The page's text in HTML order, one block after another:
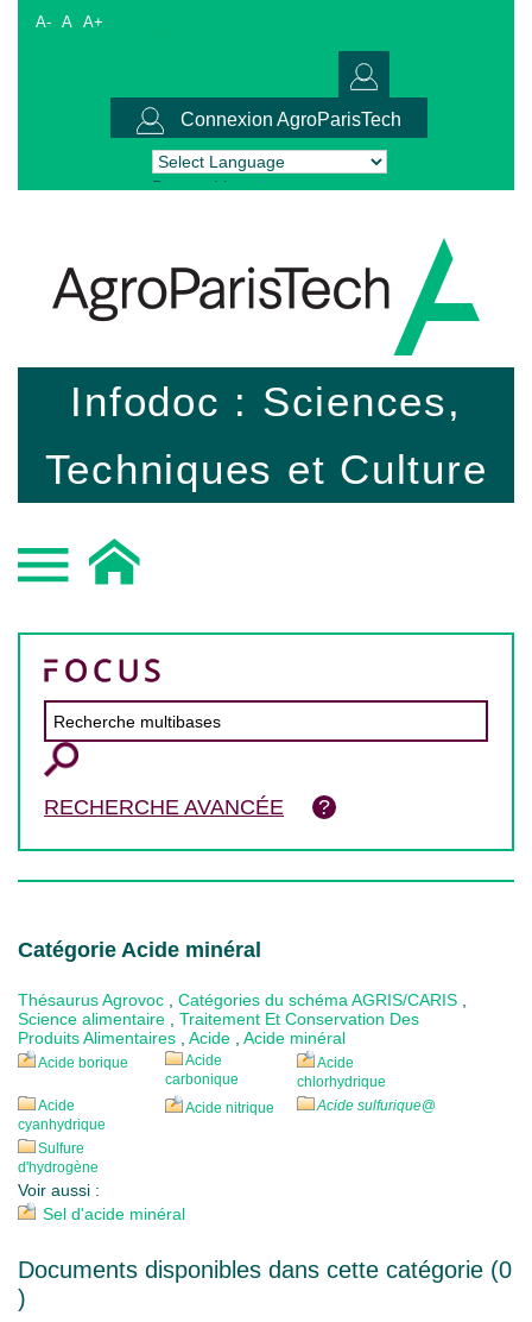
A- A A+
Connexion AgroParisTech
Powered by Translate
Infodoc : Sciences,
Techniques et Culture
RECHERCHE AVANCÉE
Catégorie Acide minéral
Thésaurus Agrovoc Catégories du schéma AGRIS/CARIS
Science alimentaire
Traitement Et Conservation Des
Produits Alimentaires
Acide Acide minéral
Acide borique
Acide
carbonique
Acide
chlorhydrique
Acide
cyanhydrique
Acide nitrique Acide sulfurique@
Sulfure
d'hydrogène
Voir aussi :
Sel d'acide minéral
Documents disponibles dans cette catégorie (0
)